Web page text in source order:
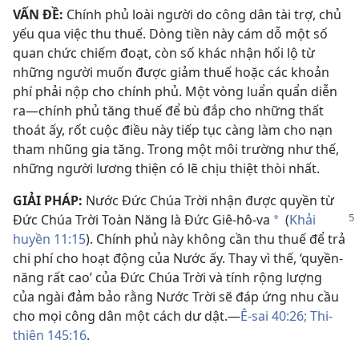
VẤN ĐỀ: Chính phủ loài người do công dân tài trợ, chủ
yếu qua việc thu thuế. Dòng tiền này cám dỗ một số
quan chức chiếm đoạt, còn số khác nhận hối lộ từ
những người muốn được giảm thuế hoặc các khoản
phí phải nộp cho chính phủ. Một vòng luẩn quẩn diễn
ra—chính phủ tăng thuế để bù đắp cho những thất
thoát ấy, rốt cuộc điều này tiếp tục càng làm cho nạn
tham nhũng gia tăng. Trong một môi trường như thế,
những người lương thiện có lẽ chịu thiệt thòi nhất.
GIẢI PHÁP: Nước Đức Chúa Trời nhận được quyền từ
Đức Chúa Trời Toàn Năng là Đức Giê-hô-va * (Khải
huyền 11:15). Chính phủ này không cần thu thuế để trả
chi phí cho hoạt động của Nước ấy. Thay vì thế, ‘quyền-
năng rất cao’ của Đức Chúa Trời và tính rộng lượng
của ngài đảm bảo rằng Nước Trời sẽ đáp ứng nhu cầu
cho mọi công dân một cách dư dật.—Ê-sai 40:26; Thi-
thiên 145:16.